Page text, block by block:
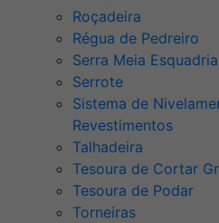
Roçadeira
Régua de Pedreiro
Serra Meia
Serrote
Sistema de
Revestimentos
Talhadeira
Tesoura de Cortar
Tesoura de Podar
Torneiras